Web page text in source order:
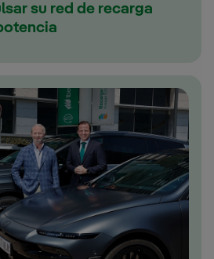
su red de recarga